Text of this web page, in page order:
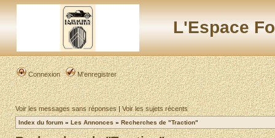
L'Espace
Connexion M’enregistrer
Voir les messages sans réponses|Voir les sujets récents
Index du forum » Les Annonces » Recherches de "Traction"